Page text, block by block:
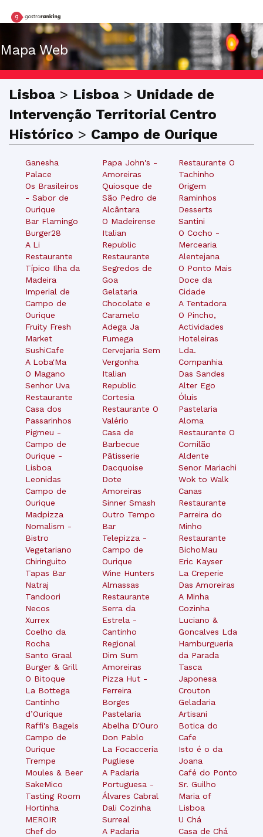
Mapa Web
Lisboa > Lisboa > Unidade de
Intervenção Territorial Centro
Histórico > Campo de Ourique
Ganesha
Palace
Os Brasileiros
- Sabor de
Ourique
Bar Flamingo
Burger28
A Li
Restaurante
Típico Ilha da
Madeira
Imperial de
Campo de
Ourique
Fruity Fresh
Market
SushiCafe
A Loba'Ma
O Magano
Senhor Uva
Restaurante
Casa dos
Passarinhos
Pigmeu -
Campo de
Ourique -
Lisboa
Leonidas
Campo de
Ourique
Madpizza
Nomalism -
Bistro
Vegetariano
Chiringuito
Tapas Bar
Natraj
Tandoori
Necos
Xurrex
Coelho da
Rocha
Santo Graal
Burger & Grill
O Bitoque
La Bottega
Cantinho
d’Ourique
Raffi's Bagels
Campo de
Ourique
Trempe
Moules & Beer
SakeMico
Tasting Room
Hortinha
MEROIR
Chef do
Papa John's -
Amoreiras
Quiosque de
São Pedro de
Alcântara
O Madeirense
Italian
Republic
Restaurante
Segredos de
Goa
Gelataria
Chocolate e
Caramelo
Adega Ja
Fumega
Cervejaria Sem
Vergonha
Italian
Republic
Cortesia
Restaurante O
Valério
Casa de
Barbecue
Pâtisserie
Dacquoise
Dote
Amoreiras
Sinner Smash
Outro Tempo
Bar
Telepizza -
Campo de
Ourique
Wine Hunters
Almassas
Restaurante
Serra da
Estrela -
Cantinho
Regional
Dim Sum
Amoreiras
Pizza Hut -
Ferreira
Borges
Pastelaria
Abelha D'Ouro
Don Pablo
La Focacceria
Pugliese
A Padaria
Portuguesa -
Álvares Cabral
Dali Cozinha
Surreal
A Padaria
Restaurante O
Tachinho
Origem
Raminhos
Desserts
Santini
O Cocho -
Mercearia
Alentejana
O Ponto Mais
Doce da
Cidade
A Tentadora
O Pincho,
Actividades
Hoteleiras
Lda.
Companhia
Das Sandes
Alter Ego
Óluis
Pastelaria
Aloma
Restaurante O
Comilão
Aldente
Senor Mariachi
Wok to Walk
Canas
Restaurante
Parreira do
Minho
Restaurante
BichoMau
Eric Kayser
La Creperie
Das Amoreiras
A Minha
Cozinha
Luciano &
Goncalves Lda
Hamburgueria
da Parada
Tasca
Japonesa
Crouton
Geladaria
Artisani
Botica do
Cafe
Isto é o da
Joana
Café do Ponto
Sr. Guilho
Maria of
Lisboa
U Chá
Casa de Chá